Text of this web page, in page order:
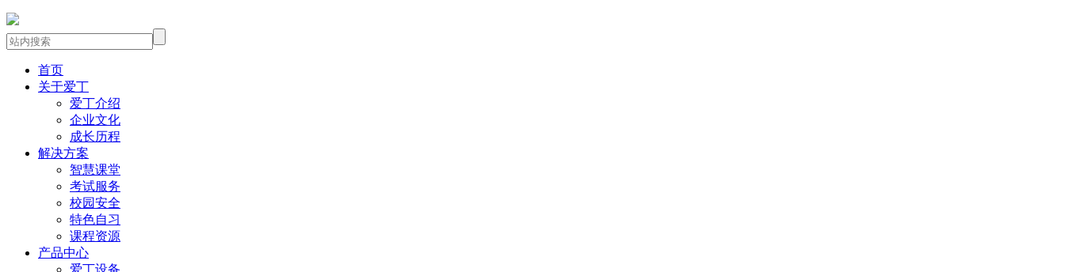
首页
关于爱丁
爱丁介绍
企业文化
成长历程
解决方案
智慧课堂
考试服务
校园安全
特色自习
课程资源
产品中心
爱丁设备